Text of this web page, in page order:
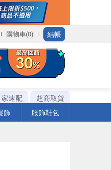
購物車(0) 結帳
家速配
超商取貨
飾 服飾鞋包